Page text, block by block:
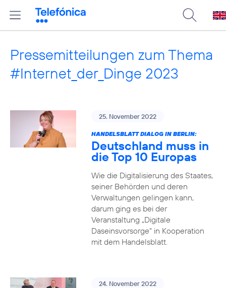
Pressemitteilungen zum Thema
#Internet_der_Dinge 2023
25. November 2022
HANDELSBLATT DIALOG IN BERLIN:
Deutschland muss in
die Top 10 Europas
Wie die Digitalisierung des Staates,
seiner Behörden und deren
Verwaltungen gelingen kann,
darum ging es bei der
Veranstaltung „Digitale
Daseinsvorsorge“ in Kooperation
mit dem Handelsblatt.
24. November 2022